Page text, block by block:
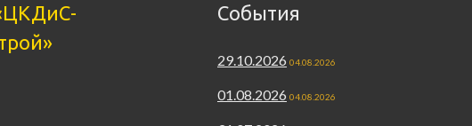
События
29.10.2026 04.08.2026
01.08.2026 04.08.2026